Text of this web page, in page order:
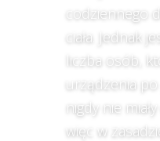
codziennego
ciała. Jednak
liczba osób,
urządzenia
nigdy nie
więc w